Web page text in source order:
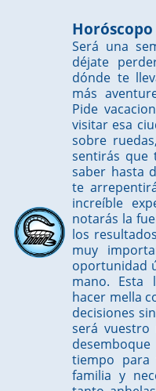
Será una
déjate
dónde te
más
Pide
visitar esa
sobre
sentirás que
saber hasta
te
increíble
notarás la
los
muy
oportunidad
mano. Esta
hacer mella
decisiones
será
tiempo para
familia y